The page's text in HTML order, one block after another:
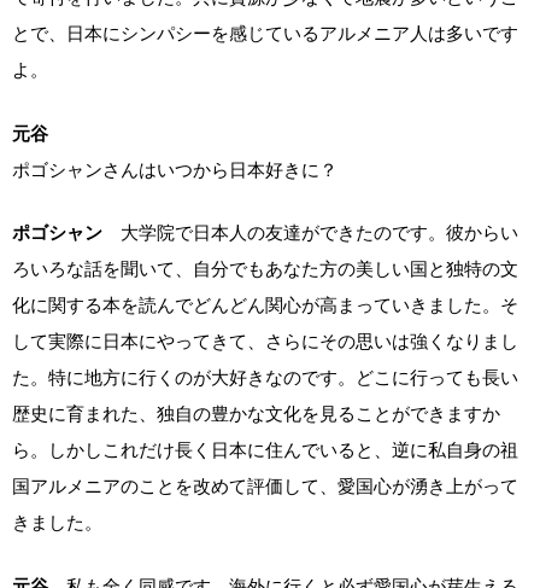
とで、日本にシンパシーを感じているアルメニア人は多いです
よ。
元谷
ポゴシャンさんはいつから日本好きに？
ポゴシャン 大学院で日本人の友達ができたのです。彼からい
ろいろな話を聞いて、自分でもあなた方の美しい国と独特の文
化に関する本を読んでどんどん関心が高まっていきました。そ
して実際に日本にやってきて、さらにその思いは強くなりまし
た。特に地方に行くのが大好きなのです。どこに行っても長い
歴史に育まれた、独自の豊かな文化を見ることができますか
ら。しかしこれだけ長く日本に住んでいると、逆に私自身の祖
国アルメニアのことを改めて評価して、愛国心が湧き上がって
きました。